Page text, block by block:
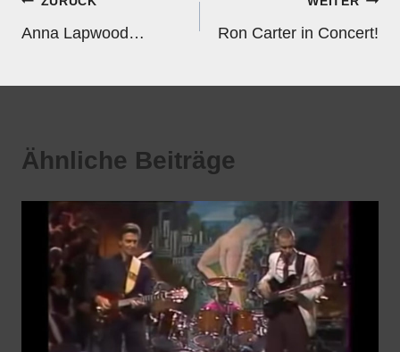
Anna Lapwood… Ron Carter in Concert!
Ähnliche Beiträge